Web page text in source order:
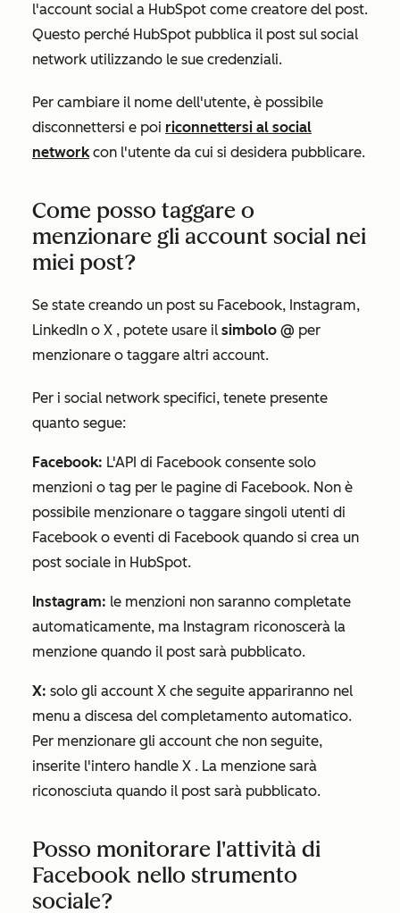
l'account social a HubSpot come creatore del post.
Questo perché HubSpot pubblica il post sul social
network utilizzando le sue credenziali.
Per cambiare il nome dell'utente, è possibile
disconnettersi e poi riconnettersi al social
networkcon l'utente da cui si desidera pubblicare.
Come posso taggare o
menzionare gli account social nei
miei post?
Se state creando un post su Facebook, Instagram,
LinkedIn o X , potete usare il simbolo @ per
menzionare o taggare altri account.
Per i social network specifici, tenete presente
quanto segue:
Facebook: L'API di Facebook consente solo
menzioni o tag per le pagine di Facebook. Non è
possibile menzionare o taggare singoli utenti di
Facebook o eventi di Facebook quando si crea un
post sociale in HubSpot.
Instagram: le menzioni non saranno completate
automaticamente, ma Instagram riconoscerà la
menzione quando il post sarà pubblicato.
X: solo gli account X che seguite appariranno nel
menu a discesa del completamento automatico.
Per menzionare gli account che non seguite,
inserite l'intero handle X . La menzione sarà
riconosciuta quando il post sarà pubblicato.
Posso monitorare l'attività di
Facebook nello strumento
sociale?